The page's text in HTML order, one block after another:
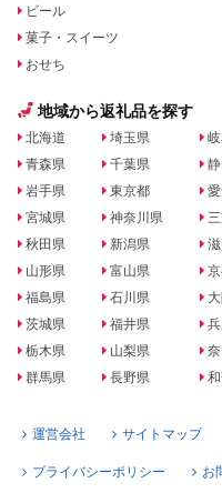
ビール
菓子・スイーツ
おせち
地域から返礼品を探す
北海道
青森県
岩手県
宮城県
秋田県
山形県
福島県
茨城県
栃木県
群馬県
埼玉県
千葉県
東京都
神奈川県
新潟県
富山県
石川県
福井県
山梨県
長野県
運営会社 サイトマップ
プライバシーポリシー お